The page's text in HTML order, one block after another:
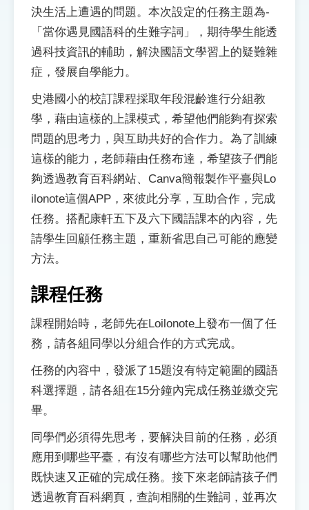
成語故事
索引選單
知識索引
單字索引
生命大百科索引
遊戲專區
教學應用
貓頭鷹博士
決生活上遭遇的問題。本次設定的任務主題為-
「當你遇見國語科的生難字詞」，期待學生能透
過科技資訊的輔助，解決國語文學習上的疑難雜
症，發展自學能力。
史港國小的校訂課程採取年段混齡進行分組教
學，藉由這樣的上課模式，希望他們能夠有探索
問題的思考力，與互助共好的合作力。為了訓練
這樣的能力，老師藉由任務布達，希望孩子們能
夠透過教育百科網站、Canva簡報製作平臺與Lo
ilonote這個APP，來彼此分享，互助合作，完成
任務。搭配康軒五下及六下國語課本的內容，先
請學生回顧任務主題，重新省思自己可能的應變
方法。
課程任務
課程開始時，老師先在Loilonote上發布一個了任
務，請各組同學以分組合作的方式完成。
任務的內容中，發派了15題沒有特定範圍的國語
科選擇題，請各組在15分鐘內完成任務並繳交完
畢。
同學們必須得先思考，要解決目前的任務，必須
應用到哪些平臺，有沒有哪些方法可以幫助他們
既快速又正確的完成任務。接下來老師請孩子們
透過教育百科網頁，查詢相關的生難詞，並再次